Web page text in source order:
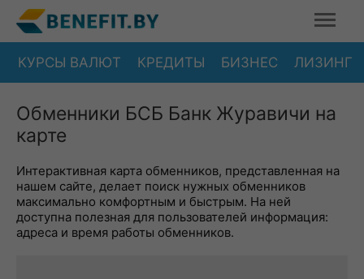
КУРСЫ ВАЛЮТ КРЕДИТЫ БИЗНЕС ЛИЗИНГ
Обменники БСБ Банк Журавичи на
карте
Интерактивная карта обменников, представленная на
нашем сайте, делает поиск нужных обменников
максимально комфортным и быстрым. На ней
доступна полезная для пользователей информация:
адреса и время работы обменников.